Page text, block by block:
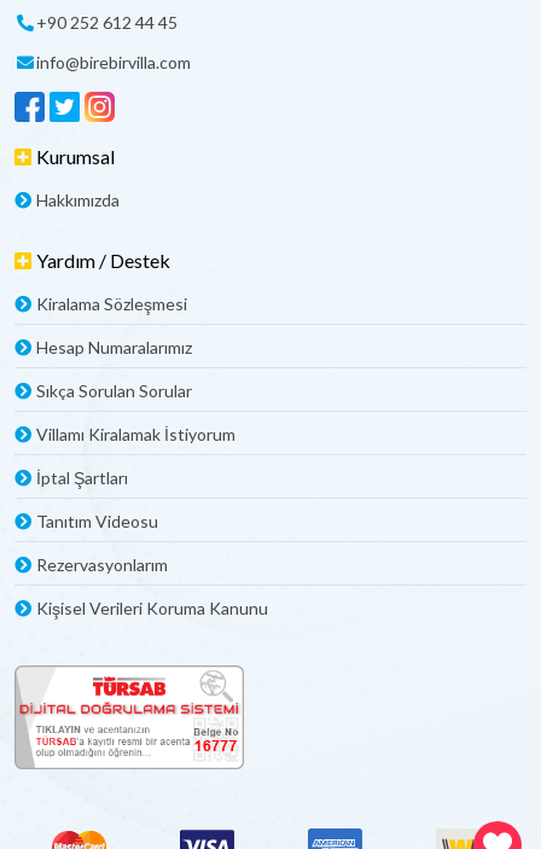
+90 252 612 44 45
info@birebirvilla.com
Kurumsal
Hakkımızda
Yardım / Destek
Kiralama Sözleşmesi
Hesap Numaralarımız
Sıkça Sorulan Sorular
Villamı Kiralamak İstiyorum
İptal Şartları
Tanıtım Videosu
Rezervasyonlarım
Kişisel Verileri Koruma Kanunu